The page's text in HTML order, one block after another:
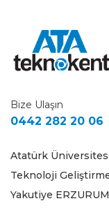
Bize Ulaşın
0442 282 20 06
Atatürk
Teknoloji
Yakutiye ERZURUM